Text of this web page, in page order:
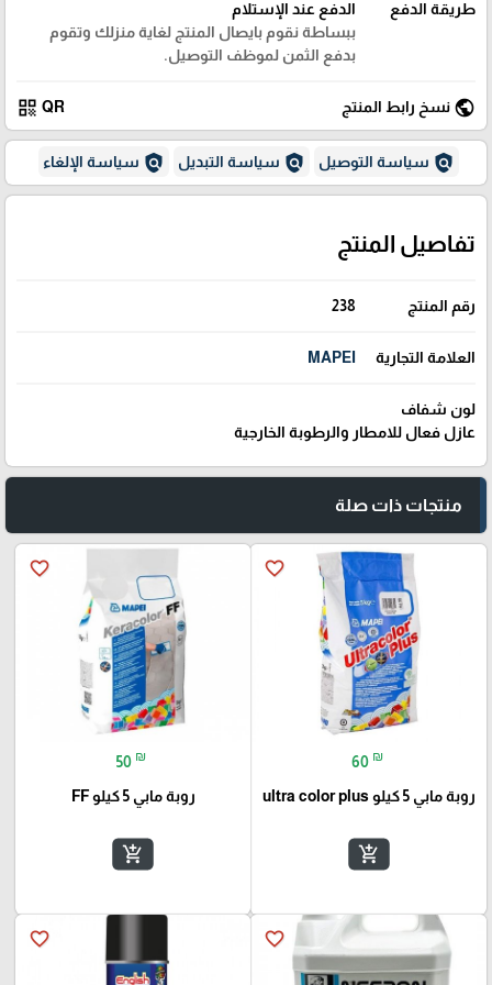
طريقة الدفع
الدفع عند الإستلام
ببساطة نقوم بايصال المنتج لغاية منزلك وتقوم
بدفع الثمن لموظف التوصيل.
public نسخ رابط المنتج QR
qr_code
policy سياسة التوصيل policy سياسة التبديل policy سياسة الإلغاء
تفاصيل المنتج
رقم المنتج 238
العلامة التجارية MAPEI
لون شفاف
عازل فعال للامطار والرطوبة الخارجية
منتجات ذات صلة
favorite_border
60 ₪
روبة مابي 5 كيلو ultra color plus
add_shopping_cart
favorite_border
50 ₪
روبة مابي 5 كيلو FF
add_shopping_cart
favorite_border
favorite_border